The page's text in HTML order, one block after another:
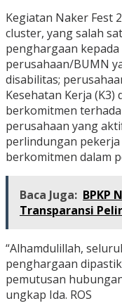
Kegiatan Naker Fest
cluster, yang salah
penghargaan
perusahaan/BUMN
disabilitas;
Kesehatan Kerja (K3)
berkomitmen
perusahaan yang
perlindungan
berkomitmen dalam
Baca Juga: BPKP
Transparansi
“Alhamdulillah,
penghargaan
pemutusan
ungkap Ida. ROS